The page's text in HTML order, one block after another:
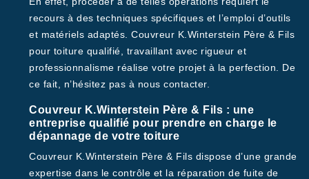
recours à des techniques spécifiques et l’emploi d’outils
et matériels adaptés. Couvreur K.Winterstein Père & Fils
pour toiture qualifié, travaillant avec rigueur et
professionnalisme réalise votre projet à la perfection. De
ce fait, n’hésitez pas à nous contacter.
Couvreur K.Winterstein Père & Fils : une
entreprise qualifié pour prendre en charge le
dépannage de votre toiture
Couvreur K.Winterstein Père & Fils dispose d’une grande
expertise dans le contrôle et la réparation de fuite de